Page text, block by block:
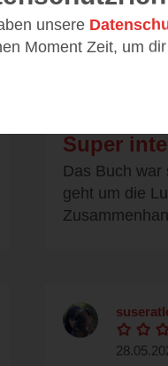
Super
Das Buch war
geht um die
unsere
Moment Zeit, um